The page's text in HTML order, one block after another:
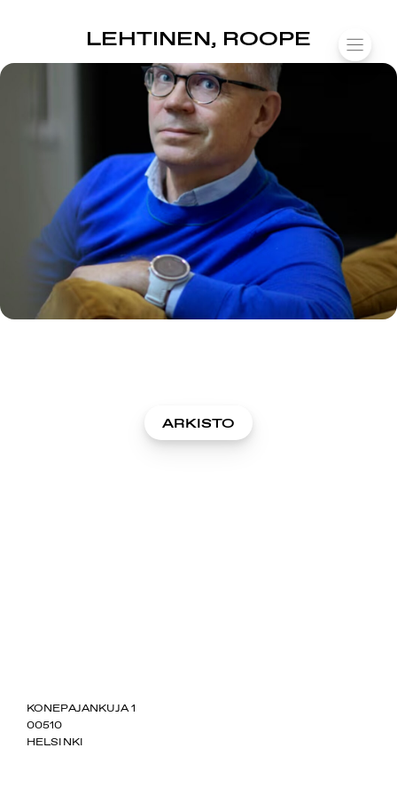
sisältöön
LEHTINEN, ROOPE
ARKISTO
SUOMIAREENA
KONEPAJANKUJA 1
00510
HELSINKI